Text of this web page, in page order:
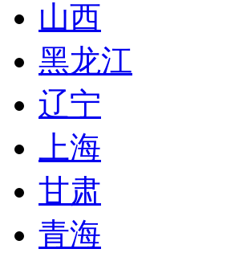
山西
黑龙江
辽宁
上海
甘肃
青海